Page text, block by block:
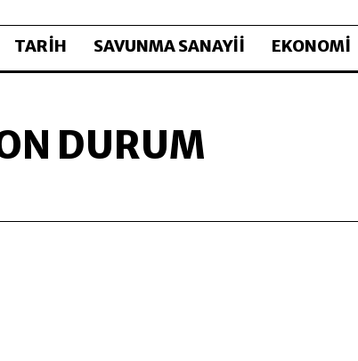
TARİH SAVUNMA SANAYİİ EKONOMİ
DURUM